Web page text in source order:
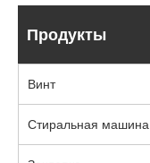
Продукты
Винт
Стиральная машина